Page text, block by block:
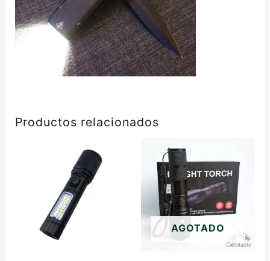
Productos relacionados
AGOTADO